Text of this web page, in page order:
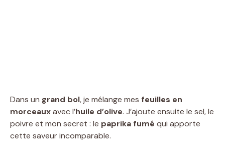
Dans un grand bol, je mélange mes feuilles en
morceauxavec l’huile d’olive. J’ajoute ensuite le sel, le
poivre et mon secret : le paprika fumé qui apporte
cette saveur incomparable.